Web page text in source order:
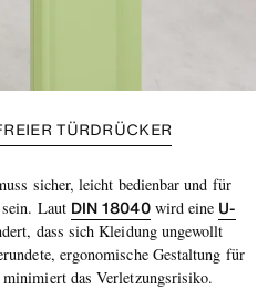
TÜRDRÜCKER
sicher, leicht bedienbar und für
Laut DIN 18040wird eine U-
dass sich Kleidung ungewollt
ergonomische Gestaltung für
minimiert das Verletzungsrisiko.